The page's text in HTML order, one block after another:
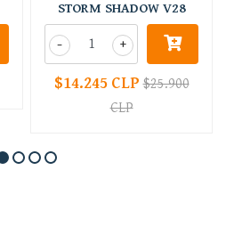
STORM SHADOW V28
+
-
$14.245 CLP$25.900
CLP